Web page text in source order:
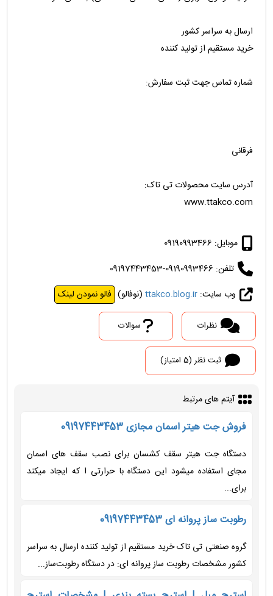
ارسال به سراسر کشور
خرید مستقیم از تولید کننده
شماره تماس جهت ثبت سفارش:
فرقانی
آدرس سایت محصولات تی تاک:
www.ttakco.com
موبایل: 09190993466
تلفن: 09190993466-09197443453
وب سایت: ttakco.blog.ir (نوفالو) فالو نمودن لینک
نظرات سوالات
ثبت نظر (5 امتیاز)
آیتم های مرتبط
فروش جت هیتر اسمان مجازی 09197443453
دستگاه جت هیتر سقف کشسان برای نصب سقف های اسمان
مجای استفاده میشود این دستگاه با حرارتی ا که ایجاد میکند
برای...
رطوبت ساز پروانه ای 09197443453
گروه صنعتی تی تاک خرید مستقیم از تولید کننده ارسال به سراسر
کشور مشخصات رطوبت ساز پروانه ای: در دستگاه رطوبت‌ساز...